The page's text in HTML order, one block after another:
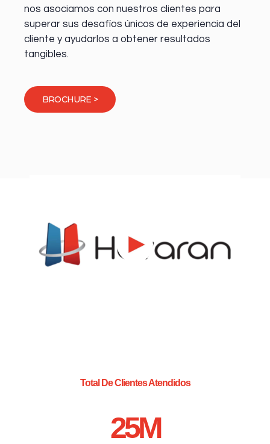
nos asociamos con nuestros clientes para
superar sus desafíos únicos de experiencia del
cliente y ayudarlos a obtener resultados
tangibles.
BROCHURE >
Total De Clientes Atendidos
25M